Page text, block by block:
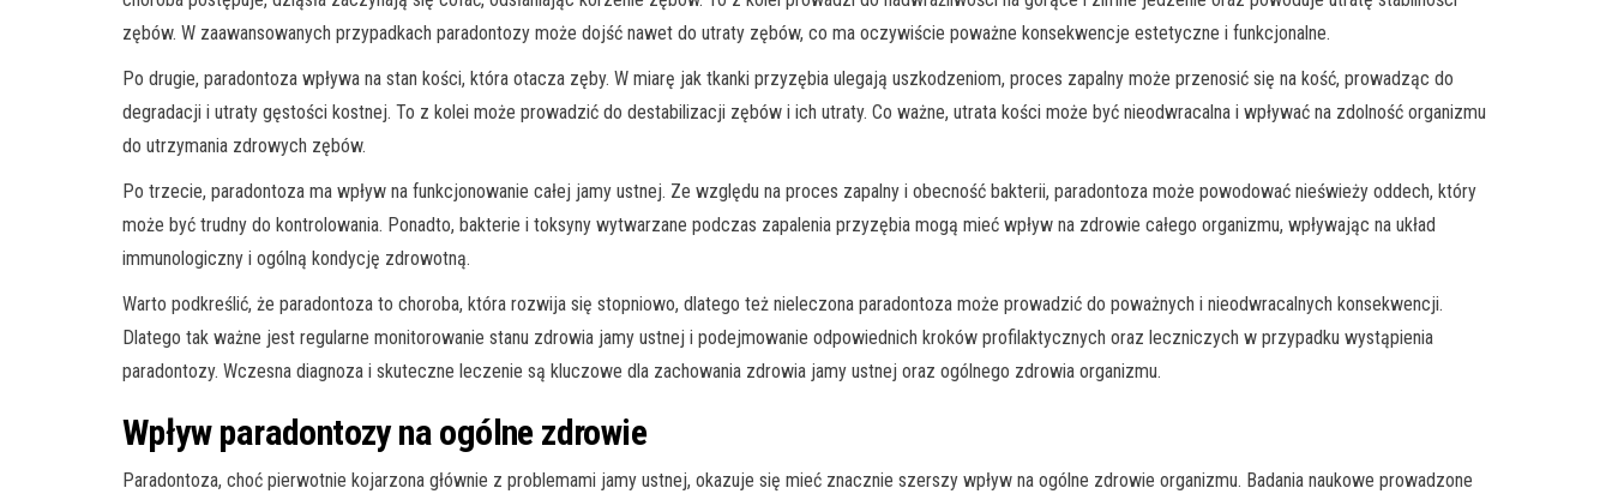
zębów. W zaawansowanych przypadkach paradontozy może dojść nawet do utraty zębów, co ma oczywiście poważne konsekwencje estetyczne i funkcjonalne.
Po drugie, paradontoza wpływa na stan kości, która otacza zęby. W miarę jak tkanki przyzębia ulegają uszkodzeniom, proces zapalny może przenosić się na kość, prowadząc do
degradacji i utraty gęstości kostnej. To z kolei może prowadzić do destabilizacji zębów i ich utraty. Co ważne, utrata kości może być nieodwracalna i wpływać na zdolność organizmu
do utrzymania zdrowych zębów.
Po trzecie, paradontoza ma wpływ na funkcjonowanie całej jamy ustnej. Ze względu na proces zapalny i obecność bakterii, paradontoza może powodować nieświeży oddech, który
może być trudny do kontrolowania. Ponadto, bakterie i toksyny wytwarzane podczas zapalenia przyzębia mogą mieć wpływ na zdrowie całego organizmu, wpływając na układ
immunologiczny i ogólną kondycję zdrowotną.
Warto podkreślić, że paradontoza to choroba, która rozwija się stopniowo, dlatego też nieleczona paradontoza może prowadzić do poważnych i nieodwracalnych konsekwencji.
Dlatego tak ważne jest regularne monitorowanie stanu zdrowia jamy ustnej i podejmowanie odpowiednich kroków profilaktycznych oraz leczniczych w przypadku wystąpienia
paradontozy. Wczesna diagnoza i skuteczne leczenie są kluczowe dla zachowania zdrowia jamy ustnej oraz ogólnego zdrowia organizmu.
Wpływ paradontozy na ogólne zdrowie
Paradontoza, choć pierwotnie kojarzona głównie z problemami jamy ustnej, okazuje się mieć znacznie szerszy wpływ na ogólne zdrowie organizmu. Badania naukowe prowadzone